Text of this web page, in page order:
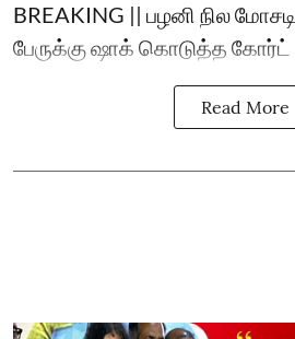
BREAKING || பழனி நில
பேருக்கு ஷாக் கொடுத்த கோர்ட்
Read More